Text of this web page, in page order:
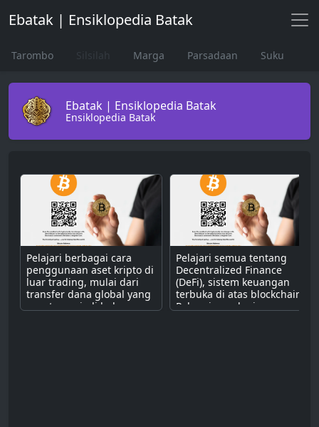
Ebatak | Ensiklopedia Batak
Tarombo Marga Parsadaan Suku
Ebatak | Ensiklopedia Batak
Ensiklopedia Batak
Pelajari berbagai cara
penggunaan aset kripto di
luar trading, mulai dari
transfer dana global yang
cepat, menjadi bahan
Pelajari semua tentang
Decentralized Finance
(DeFi), sistem keuangan
terbuka di atas blockchain.
Pahami cara kerjanya